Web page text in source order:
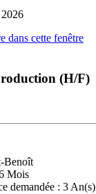
dans cette fenêtre
(H/F)
Benoît
Mois
demandée : 3 An(s)